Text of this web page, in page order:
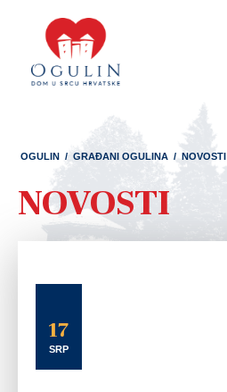
OGULIN / GRAĐANI OGULINA / NOVOSTI
NOVOSTI
17
SRP